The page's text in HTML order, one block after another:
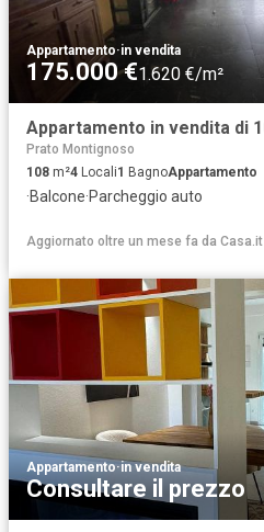
Appartamento·in vendita
175.000 €1.620 €/m²
Prato Montignoso
108 m²4 Locali1 BagnoAppartamento
·Balcone·Parcheggio auto
Aggiornato oltre un mese fa da Casa.it
Appartamento·in vendita
Consultare il prezzo